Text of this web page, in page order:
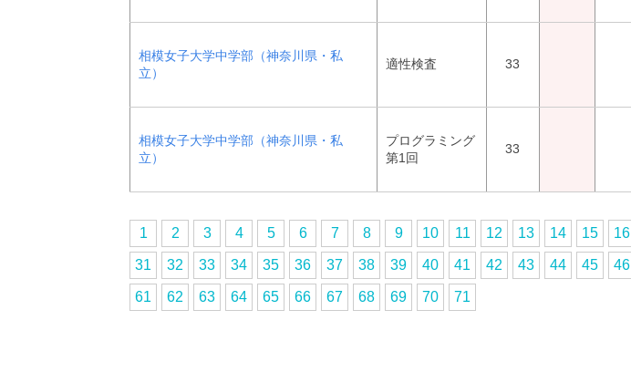
相模女子大学中学部（神奈川県・私
立）
適性検査 33
相模女子大学中学部（神奈川県・私
立）
プログラミング
第1回
33
1 2 3 4 5 6 7 8 9 10 11 12 13 14 15 16
31 32 33 34 35 36 37 38 39 40 41 42 43 44 45 46
61 62 63 64 65 66 67 68 69 70 71